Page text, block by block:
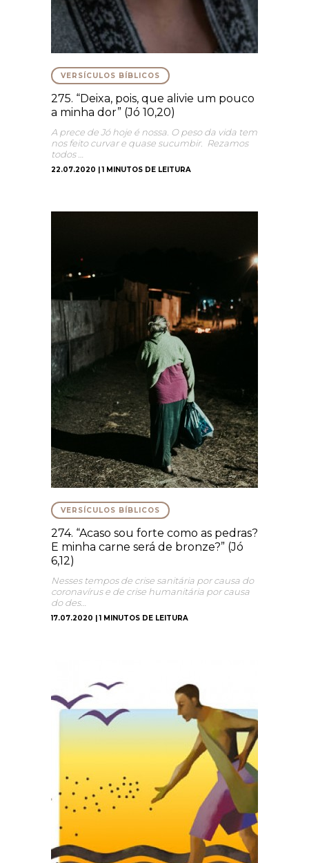
VERSÍCULOS BÍBLICOS
275. “Deixa, pois, que alivie um pouco
a minha dor” (Jó 10,20)
A prece de Jó hoje é nossa. O peso da vida tem
nos feito curvar e quase sucumbir. Rezamos
todos …
22.07.2020 | 1 MINUTOS DE LEITURA
VERSÍCULOS BÍBLICOS
274. “Acaso sou forte como as pedras?
E minha carne será de bronze?” (Jó
6,12)
Nesses tempos de crise sanitária por causa do
coronavírus e de crise humanitária por causa
do des…
17.07.2020 | 1 MINUTOS DE LEITURA